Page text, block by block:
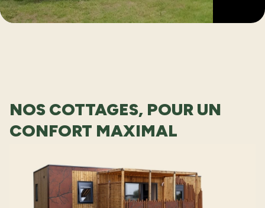
NOS COTTAGES, POUR UN
CONFORT MAXIMAL